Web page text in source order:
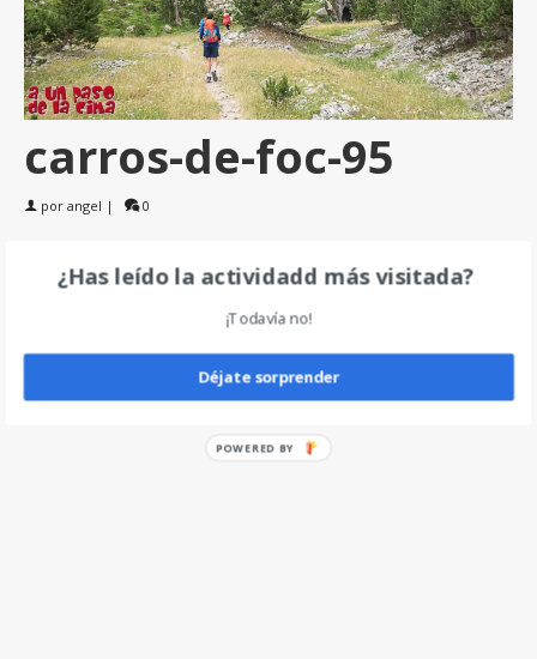
carros-de-foc-95
por angel | 0
Deja un comentario
¿Has leído la actividadd más visitada?
¡Todavía no!
Déjate sorprender
POWERED BY